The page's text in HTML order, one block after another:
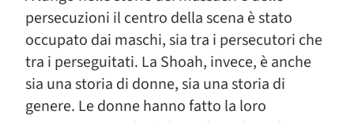
persecuzioni il centro della scena è stato
occupato dai maschi, sia tra i persecutori che
tra i perseguitati. La Shoah, invece, è anche
sia una storia di donne, sia una storia di
genere. Le donne hanno fatto la loro